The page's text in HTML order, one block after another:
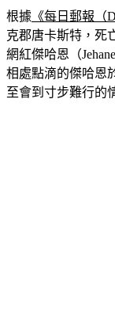
根據 《每日郵報（
克郡唐卡斯特，死
網紅傑哈恩（
相處點滴的傑哈恩
至會到寸步難行的